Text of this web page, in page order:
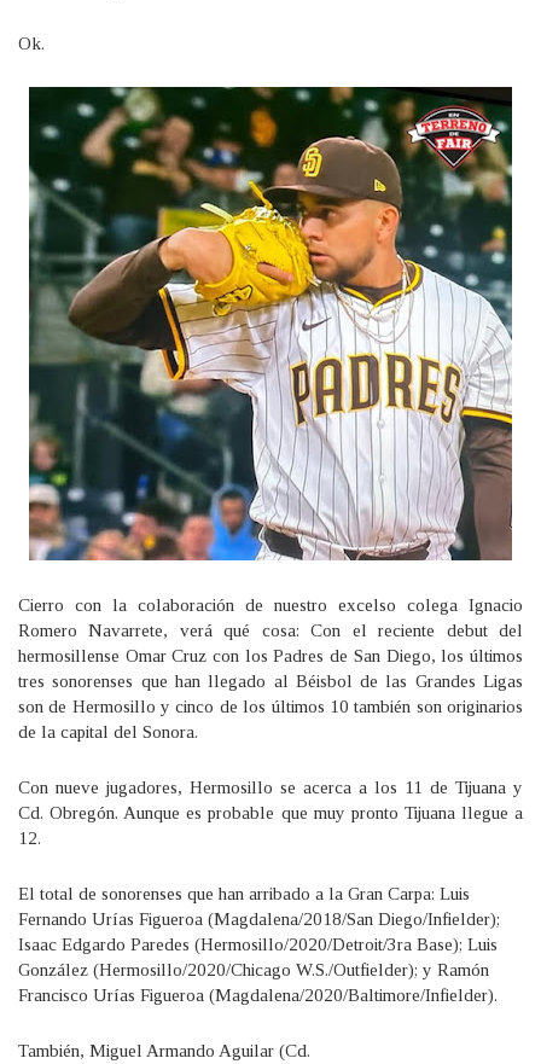
Ok.
Cierro con la colaboración de nuestro excelso colega Ignacio
Romero Navarrete, verá qué cosa: Con el reciente debut del
hermosillense Omar Cruz con los Padres de San Diego, los últimos
tres sonorenses que han llegado al Béisbol de las Grandes Ligas
son de Hermosillo y cinco de los últimos 10 también son originarios
de la capital del Sonora.
Con nueve jugadores, Hermosillo se acerca a los 11 de Tijuana y
Cd. Obregón. Aunque es probable que muy pronto Tijuana llegue a
12.
El total de sonorenses que han arribado a la Gran Carpa: Luis
Fernando Urías Figueroa (Magdalena/2018/San Diego/Infielder);
Isaac Edgardo Paredes (Hermosillo/2020/Detroit/3ra Base); Luis
González (Hermosillo/2020/Chicago W.S./Outfielder); y Ramón
Francisco Urías Figueroa (Magdalena/2020/Baltimore/Infielder).
También, Miguel Armando Aguilar (Cd.